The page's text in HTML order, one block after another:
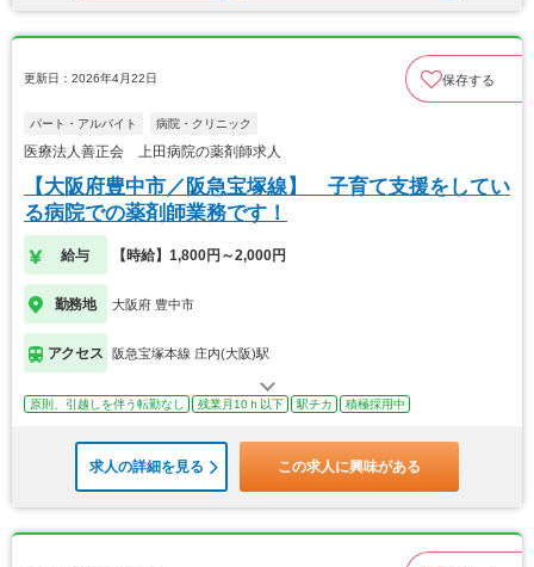
更新日：2026年4月22日 保存する
パート・アルバイト 病院・クリニック
医療法人善正会 上田病院の薬剤師求人
【大阪府豊中市／阪急宝塚線】 子育て支援をしてい
る病院での薬剤師業務です！
給与 【時給】1,800円～2,000円
勤務地 大阪府 豊中市
アクセス 阪急宝塚本線 庄内(大阪)駅
原則、引越しを伴う転勤なし 残業月10ｈ以下 駅チカ 積極採用中
求人の詳細を見る この求人に興味がある